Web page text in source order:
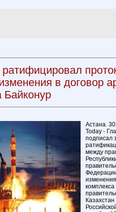
ратифицировал
в договор
Байконур
Астана.
Today -
подписал
между